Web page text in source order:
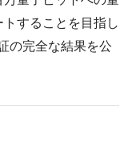
することを目指し
の完全な結果を公